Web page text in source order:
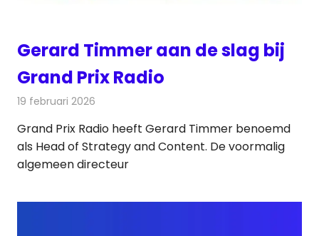
Gerard Timmer aan de slag bij
Grand Prix Radio
19 februari 2026
Grand Prix Radio heeft Gerard Timmer benoemd
als Head of Strategy and Content. De voormalig
algemeen directeur